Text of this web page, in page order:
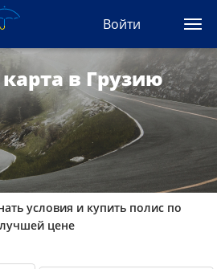
Войти
Ua En
в Грузию
условия и купить полис по
лучшей цене